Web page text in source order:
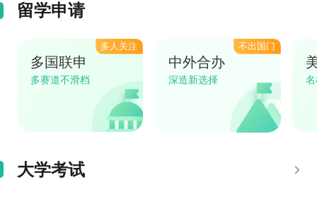
留学申请
多国联申
多赛道不滑档
多人关注
中外合办
深造新选择
不出国门
大学考试